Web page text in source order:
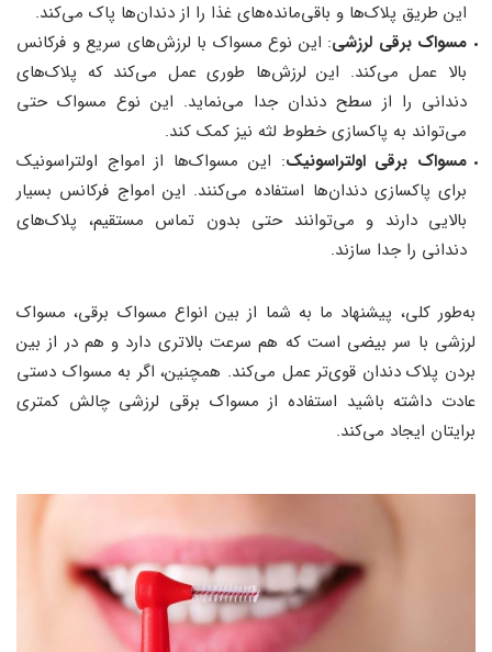
این طریق پلاک‌ها و باقی‌مانده‌های غذا را از دندان‌ها پاک می‌کند.
مسواک برقی لرزشی: این نوع مسواک با لرزش‌های سریع و فرکانس
بالا عمل می‌کند. این لرزش‌ها طوری عمل می‌کند که پلاک‌های
دندانی را از سطح دندان جدا می‌نماید. این نوع مسواک حتی
می‌تواند به پاکسازی خطوط لثه نیز کمک کند.
مسواک برقی اولتراسونیک: این مسواک‌ها از امواج اولتراسونیک
برای پاکسازی دندان‌ها استفاده می‌کنند. این امواج فرکانس بسیار
بالایی دارند و می‌توانند حتی بدون تماس مستقیم، پلاک‌های
دندانی را جدا سازند.
به‌طور کلی، پیشنهاد ما به شما از بین انواع مسواک برقی، مسواک
لرزشی با سر بیضی است که هم سرعت بالاتری دارد و هم در از بین
بردن پلاک دندان قوی‌تر عمل می‌کند. همچنین، اگر به مسواک دستی
عادت داشته باشید استفاده از مسواک برقی لرزشی چالش کمتری
برایتان ایجاد می‌کند.